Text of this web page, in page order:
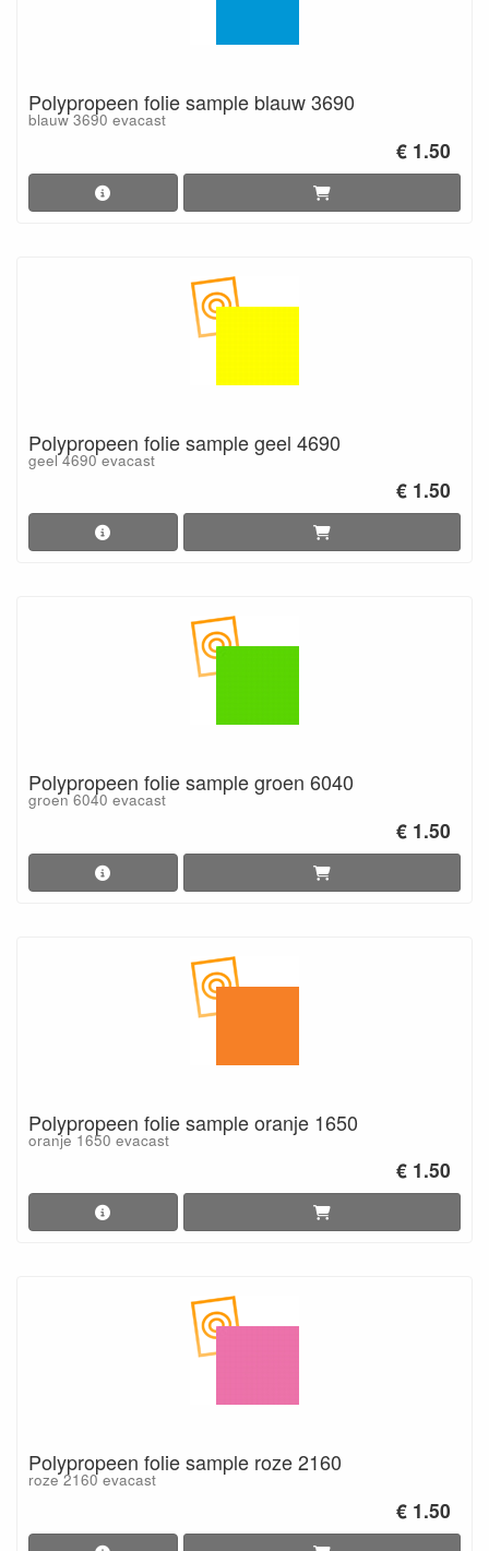
Polypropeen folie sample blauw 3690
blauw 3690 evacast
€ 1.50
Polypropeen folie sample geel 4690
geel 4690 evacast
€ 1.50
Polypropeen folie sample groen 6040
groen 6040 evacast
€ 1.50
Polypropeen folie sample oranje 1650
oranje 1650 evacast
€ 1.50
Polypropeen folie sample roze 2160
roze 2160 evacast
€ 1.50